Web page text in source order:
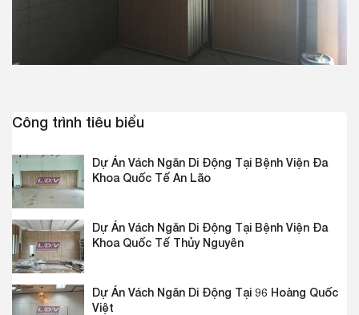
Công trình tiêu biểu
Dự Án Vách Ngăn Di Động Tại Bệnh Viện Đa
Khoa Quốc Tế An Lão
Dự Án Vách Ngăn Di Động Tại Bệnh Viện Đa
Khoa Quốc Tế Thủy Nguyên
Dự Án Vách Ngăn Di Động Tại 96 Hoàng Quốc
Việt